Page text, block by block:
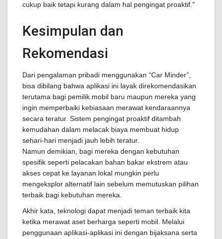
cukup baik tetapi kurang dalam hal pengingat proaktif."
Kesimpulan dan
Rekomendasi
Dari pengalaman pribadi menggunakan “Car Minder”,
bisa dibilang bahwa aplikasi ini layak direkomendasikan
terutama bagi pemilik mobil baru maupun mereka yang
ingin memperbaiki kebiasaan merawat kendaraannya
secara teratur. Sistem pengingat proaktif ditambah
kemudahan dalam melacak biaya membuat hidup
sehari-hari menjadi jauh lebih teratur.
Namun demikian, bagi mereka dengan kebutuhan
spesifik seperti pelacakan bahan bakar ekstrem atau
akses cepat ke layanan lokal mungkin perlu
mengeksplor alternatif lain sebelum memutuskan pilihan
terbaik bagi kebutuhan mereka.
Akhir kata, teknologi dapat menjadi teman terbaik kita
ketika merawat aset berharga seperti mobil. Melalui
penggunaan aplikasi-aplikasi ini dengan bijaksana serta